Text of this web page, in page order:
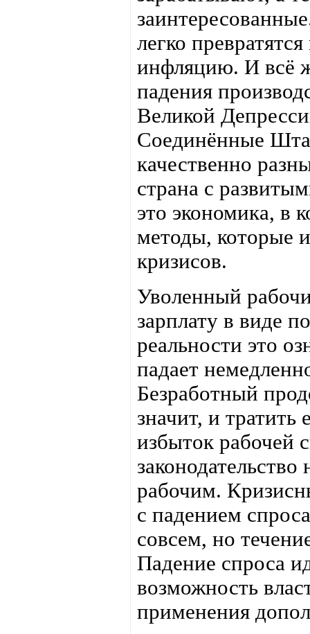
легко
инфляцию. И всё
падения
Великой
Соединённые
качественно
страна с
это экономика, в
методы, которые
кризисов.
Уволенный
зарплату в виде
реальности это
падает
Безработный
значит, и тратить
избыток рабочей
рабочим.
с падением
совсем, но
Падение спроса
возможность
применения